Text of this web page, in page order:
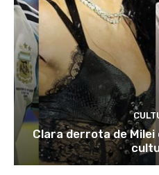
Clara derrota de Milei